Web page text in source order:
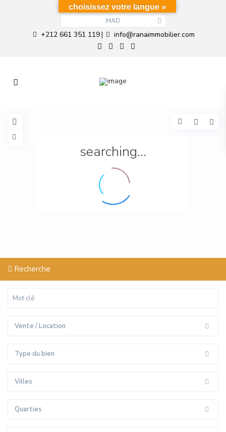
MAD
+212 661 351 119| info@ranaimmobilier.com
searching...
Recherche
Vente / Location
Type du bien
Villes
Quarties
choisissez votre langue »